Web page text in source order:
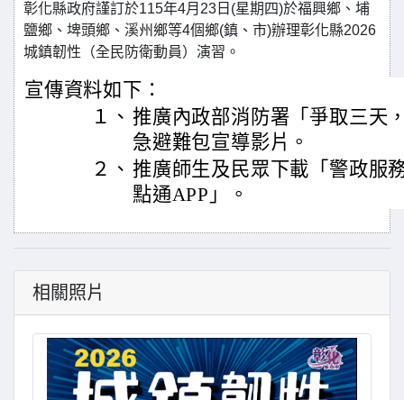
彰化縣政府謹訂於115年4月23日(星期四)於福興鄉、埔
鹽鄉、埤頭鄉、溪州鄉等4個鄉(鎮、市)辦理彰化縣2026
城鎮韌性（全民防衛動員）演習。
宣傳資料如下：
１、 推廣內政部消防署「爭取三天
急避難包宣導影片。
２、 推廣師生及民眾下載「警政服
點通APP」。
相關照片